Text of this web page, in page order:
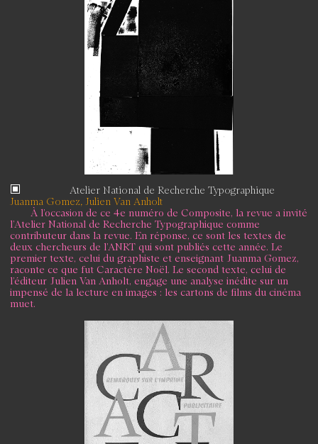
Atelier National de Recherche Typographique
Juanma Gomez, Julien Van Anholt
À l’occasion de ce 4e numéro de Composite, la revue a invité
l’Atelier National de Recherche Typographique comme
contributeur dans la revue. En réponse, ce sont les textes de
deux chercheurs de l’ANRT qui sont publiés cette année. Le
premier texte, celui du graphiste et enseignant Juanma Gomez,
raconte ce que fut Caractère Noël. Le second texte, celui de
l’éditeur Julien Van Anholt, engage une analyse inédite sur un
impensé de la lecture en images : les cartons de films du cinéma
muet.